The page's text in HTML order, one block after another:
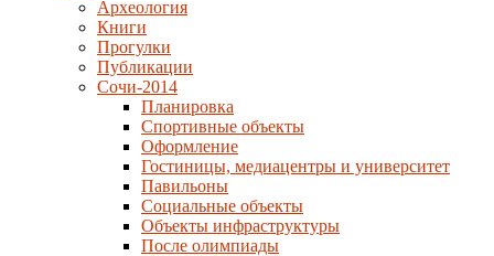
Археология
Книги
Прогулки
Публикации
Сочи-2014
Планировка
Спортивные объекты
Оформление
Гостиницы, медиацентры и университет
Павильоны
Социальные объекты
Объекты инфраструктуры
После олимпиады